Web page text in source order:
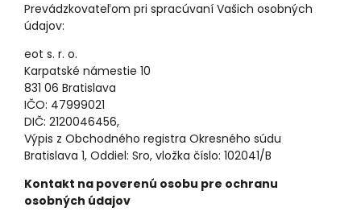
Prevádzkovateľom pri spracúvaní Vašich osobných
údajov:
eot s. r. o.
Karpatské námestie 10
831 06 Bratislava
IČO: 47999021
DIČ: 2120046456,
Výpis z Obchodného registra Okresného súdu
Bratislava 1, Oddiel: Sro, vložka číslo: 102041/B
Kontakt na poverenú osobu pre ochranu
osobných údajov